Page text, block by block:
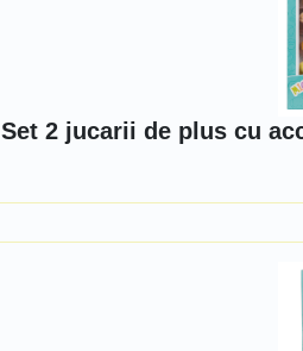
Set 2 jucarii de plus cu